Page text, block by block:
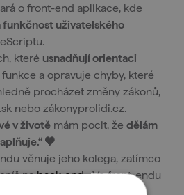
o front-end aplikace, kde
funkčnost uživatelského
které usnadňují orientaci
funkce a opravuje chyby, které
procházet změny zákonů,
nebo zákonyprolidi.cz.
v životě mám pocit, že dělám
🖤
věnuje jeho kolega, zatímco
naback-end. „Ve front-endu
takže ocenili, když